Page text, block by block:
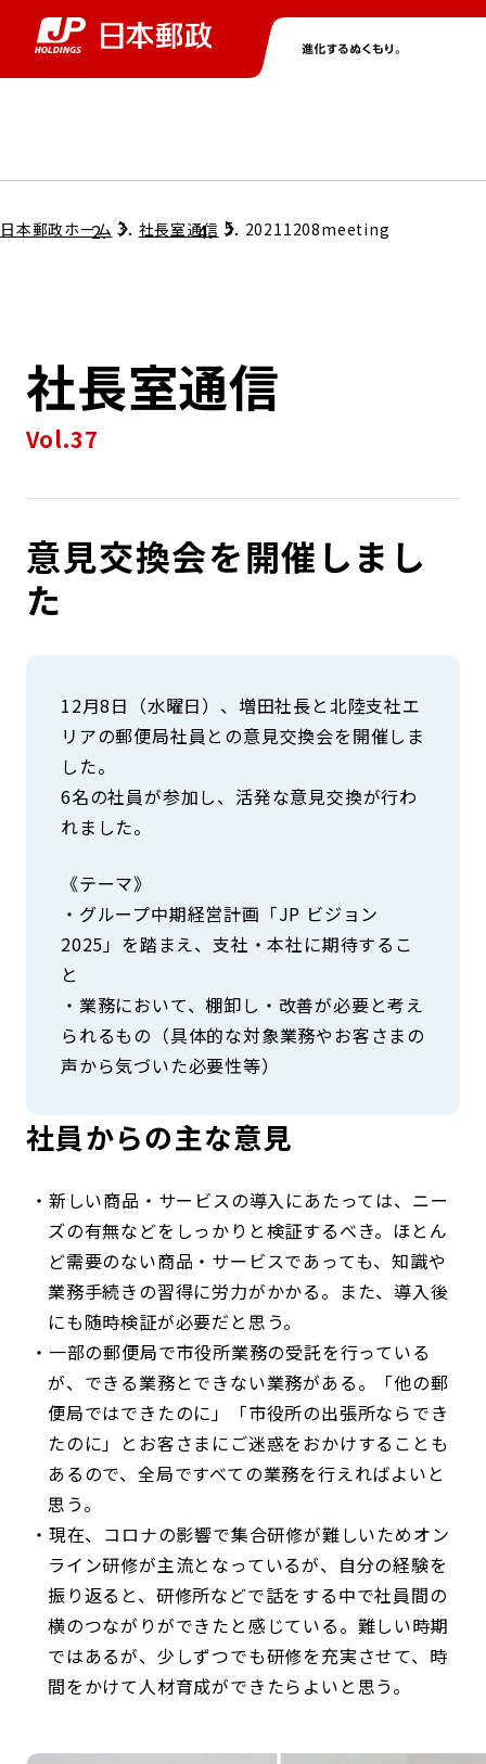
グループ情報トップ
コンプライアンス
ガバナンス
コンダクト向上の取組み
ローカル共創イニシアティブ
株主・投資家情報トップ
個人投資家のみなさまへ
株式情報
財務情報・IR資料
IRニュース
ニューストップ
サステナビリティトップ
担当役員メッセージ
サステナビリティマネジメント
持続可能な金融のフレームワーク
環境
ガバナンス
ESGデータ集
採用情報トップ
日本郵政ホーム 社長室通信 20211208meeting
社長室通信
Vol.37
意見交換会を開催しまし
た
12月8日（水曜日）、増田社長と北陸支社エ
リアの郵便局社員との意見交換会を開催しま
した。
6名の社員が参加し、活発な意見交換が行わ
れました。
《テーマ》
・グループ中期経営計画「JP ビジョン
2025」を踏まえ、支社・本社に期待するこ
と
・業務において、棚卸し・改善が必要と考え
られるもの（具体的な対象業務やお客さまの
声から気づいた必要性等）
社員からの主な意見
新しい商品・サービスの導入にあたっては、ニー
ズの有無などをしっかりと検証するべき。ほとん
ど需要のない商品・サービスであっても、知識や
業務手続きの習得に労力がかかる。また、導入後
にも随時検証が必要だと思う。
一部の郵便局で市役所業務の受託を行っている
が、できる業務とできない業務がある。「他の郵
便局ではできたのに」「市役所の出張所ならでき
たのに」とお客さまにご迷惑をおかけすることも
あるので、全局ですべての業務を行えればよいと
思う。
現在、コロナの影響で集合研修が難しいためオン
ライン研修が主流となっているが、自分の経験を
振り返ると、研修所などで話をする中で社員間の
横のつながりができたと感じている。難しい時期
ではあるが、少しずつでも研修を充実させて、時
間をかけて人材育成ができたらよいと思う。